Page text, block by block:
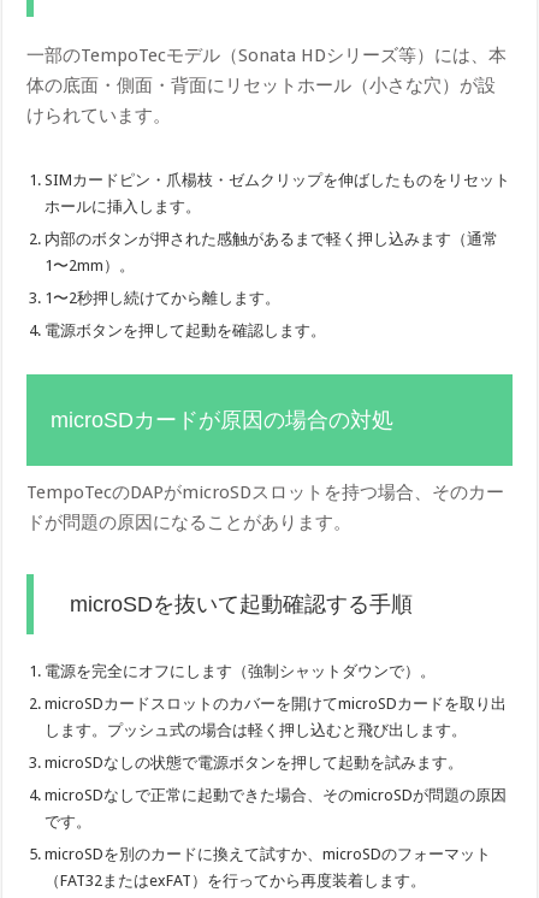
一部のTempoTecモデル（Sonata HDシリーズ等）には、本
体の底面・側面・背面にリセットホール（小さな穴）が設
けられています。
SIMカードピン・爪楊枝・ゼムクリップを伸ばしたものをリセット
ホールに挿入します。
内部のボタンが押された感触があるまで軽く押し込みます（通常
1〜2mm）。
1〜2秒押し続けてから離します。
電源ボタンを押して起動を確認します。
microSDカードが原因の場合の対処
TempoTecのDAPがmicroSDスロットを持つ場合、そのカー
ドが問題の原因になることがあります。
microSDを抜いて起動確認する手順
電源を完全にオフにします（強制シャットダウンで）。
microSDカードスロットのカバーを開けてmicroSDカードを取り出
します。プッシュ式の場合は軽く押し込むと飛び出します。
microSDなしの状態で電源ボタンを押して起動を試みます。
microSDなしで正常に起動できた場合、そのmicroSDが問題の原因
です。
microSDを別のカードに換えて試すか、microSDのフォーマット
（FAT32またはexFAT）を行ってから再度装着します。